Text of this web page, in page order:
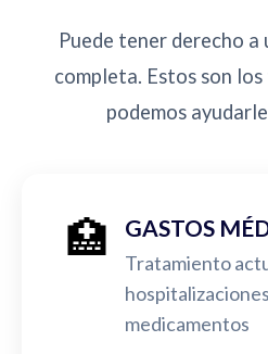
Puede tener derecho a
completa. Estos son
podemos
🏥 GASTOS
Tratamiento
medicamentos